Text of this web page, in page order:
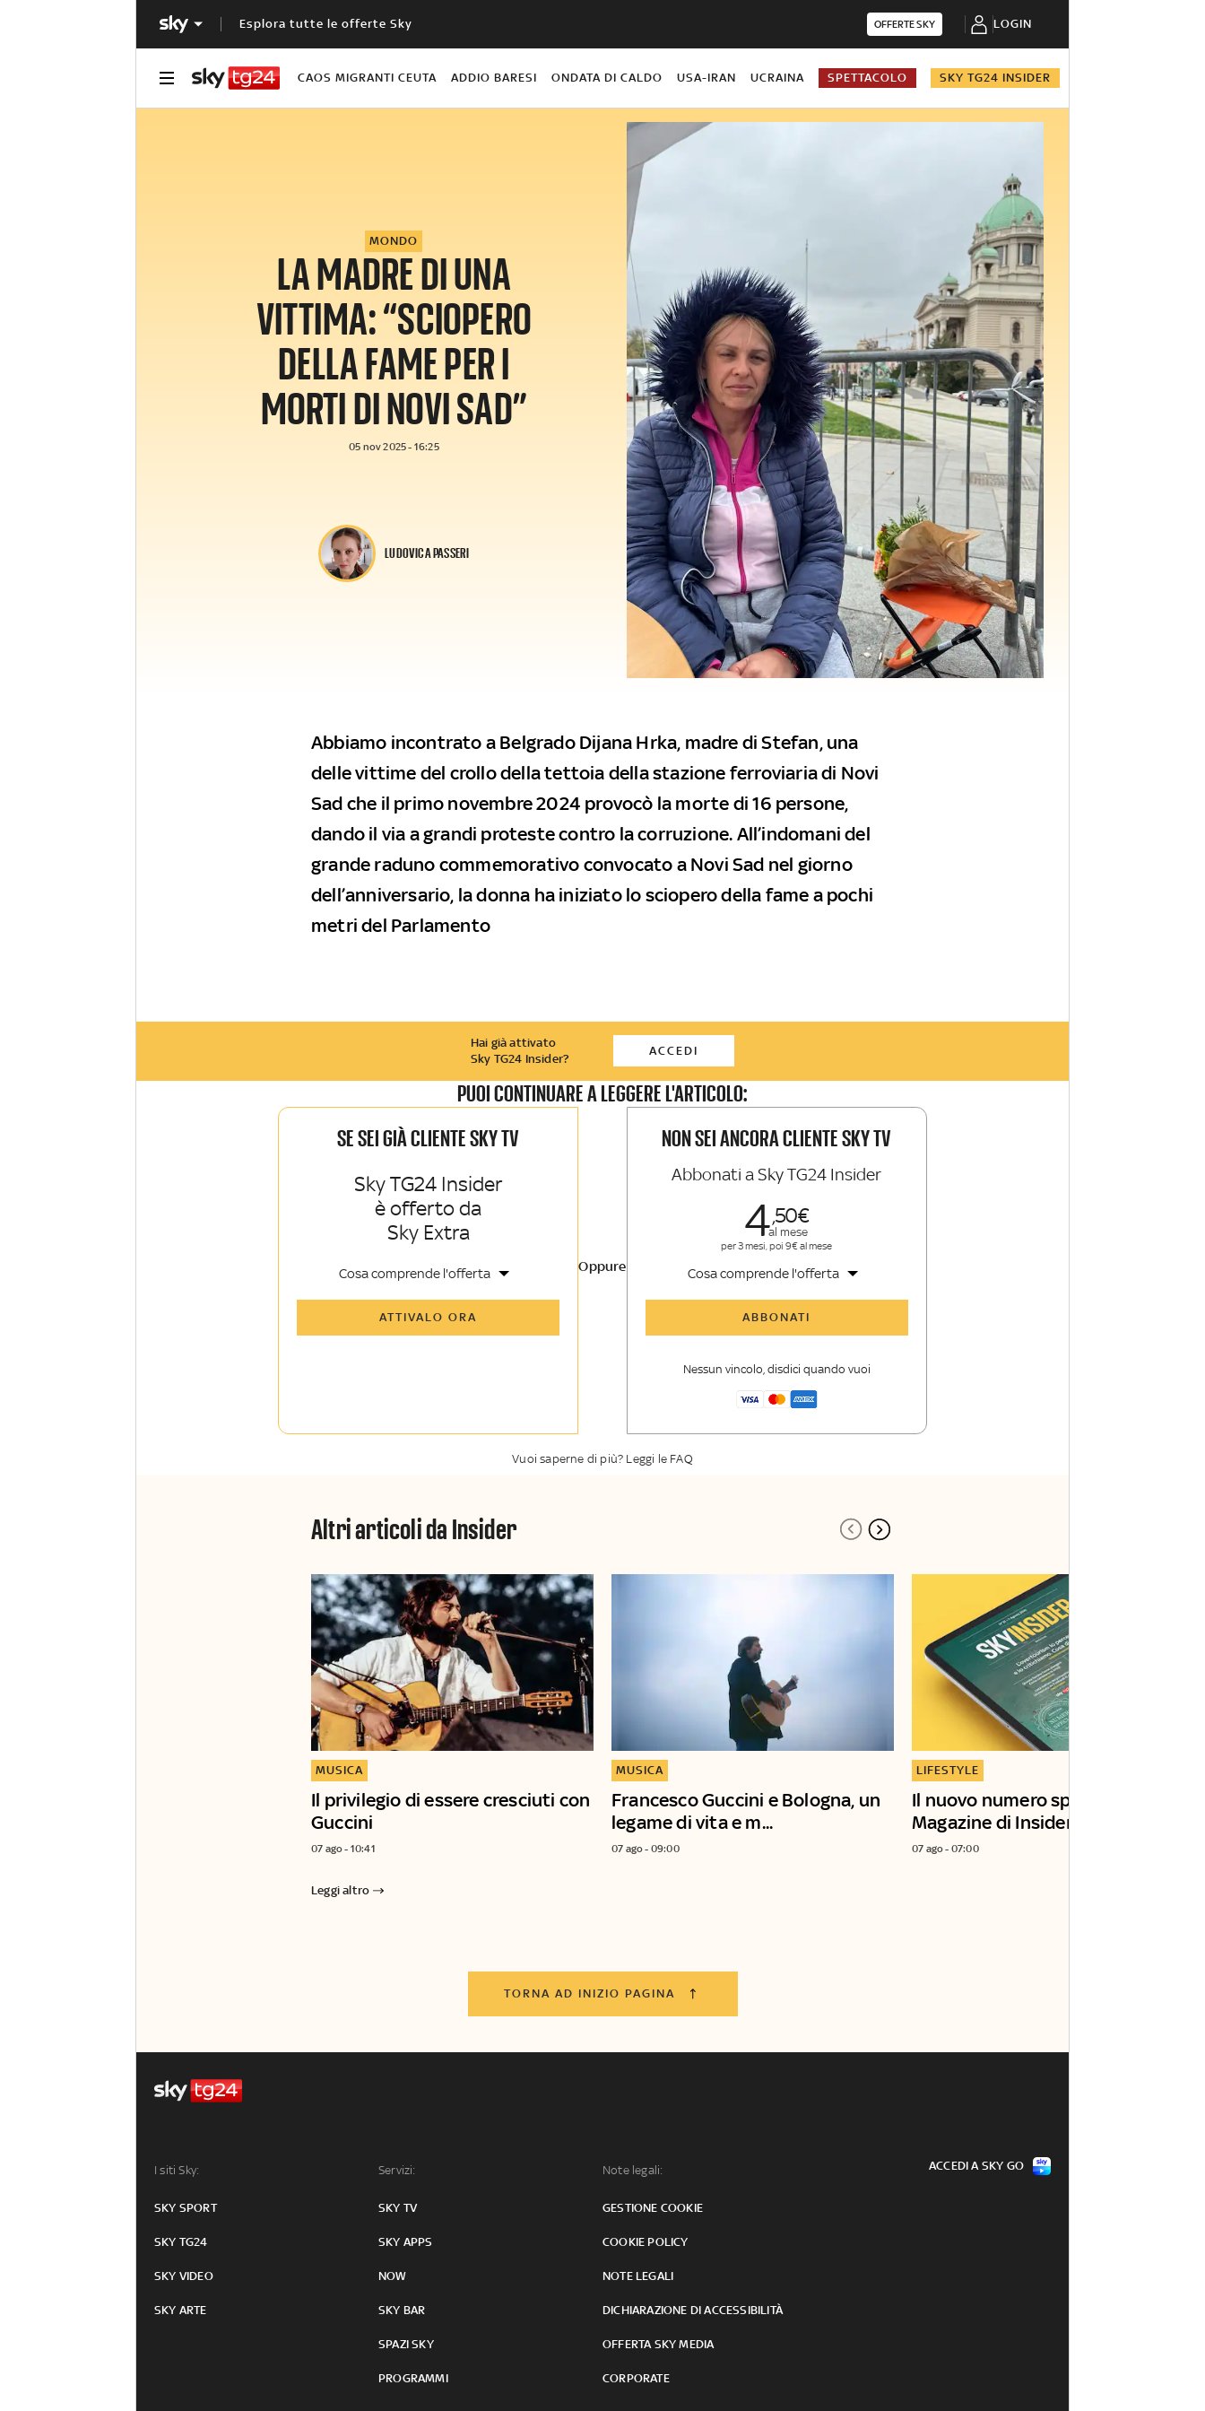
Esplora tutte le offerte Sky OFFERTE SKY LOGIN
CAOS MIGRANTI CEUTA ADDIO BARESI ONDATA DI CALDO USA-IRAN UCRAINA SPETTACOLO SKY TG24 INSIDER
MONDO
LA MADRE DI UNA
VITTIMA: “SCIOPERO
DELLA FAME PER I
MORTI DI NOVI SAD”
05 nov 2025 - 16:25
LUDOVICA PASSERI
Abbiamo incontrato a Belgrado Dijana Hrka, madre di Stefan, una
delle vittime del crollo della tettoia della stazione ferroviaria di Novi
Sad che il primo novembre 2024 provocò la morte di 16 persone,
dando il via a grandi proteste contro la corruzione. All’indomani del
grande raduno commemorativo convocato a Novi Sad nel giorno
dell’anniversario, la donna ha iniziato lo sciopero della fame a pochi
metri del Parlamento
Hai già attivato
Sky TG24 Insider?
ACCEDI
PUOI CONTINUARE A LEGGERE L'ARTICOLO:
SE SEI GIÀ CLIENTE SKY TV
Sky TG24 Insider
è offerto da
Sky Extra
Cosa comprende l'offerta
Sky Sport Insider
ATTIVALO ORA
Oppure
NON SEI ANCORA CLIENTE SKY TV
Abbonati a Sky TG24 Insider
450
al mese
per 3 mesi, poi 9€ al mese
Cosa comprende l'offerta
ABBONATI
Nessun vincolo, disdici quando vuoi
Vuoi saperne di più? Leggi le FAQ
Altri articoli da Insider
Il privilegio di essere cresciuti con
Guccini
MUSICA
07 ago - 10:41
Francesco Guccini e Bologna, un
legame di vita e m...
MUSICA
07 ago - 09:00
Il nuovo numero speciale del
Magazine di Insider
LIFESTYLE
07 ago - 07:00
Leggi altro
TORNA AD INIZIO PAGINA
I siti Sky:
SKY SPORT
SKY TG24
SKY VIDEO
SKY ARTE
Servizi:
SKY TV
SKY APPS
NOW
SKY BAR
SPAZI SKY
PROGRAMMI
Note legali:
GESTIONE COOKIE
COOKIE POLICY
NOTE LEGALI
DICHIARAZIONE DI ACCESSIBILITÀ
OFFERTA SKY MEDIA
CORPORATE
ACCEDI A SKY GO